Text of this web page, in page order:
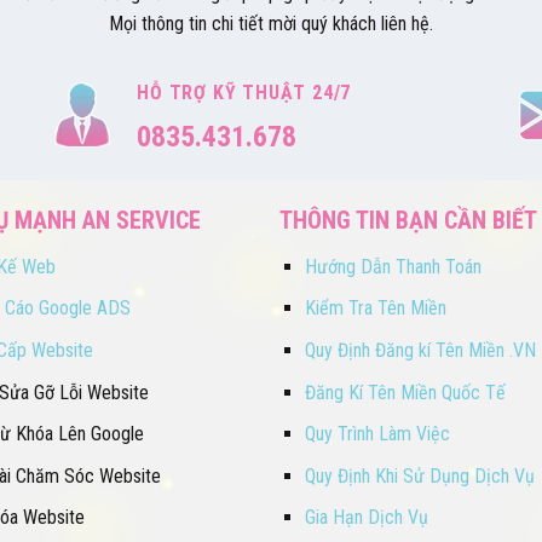
Mọi thông tin chi tiết mời quý khách liên hệ.
HỖ TRỢ KỸ THUẬT 24/7
0835.431.678
MẠNH AN SERVICE
Web
Cáo Google ADS
Website
Gỡ Lỗi Website
Khóa Lên Google
Chăm Sóc Website
Website
THÔNG TIN BẠN CẦN BIẾT
Hướng Dẫn Thanh Toán
Kiểm Tra Tên Miền
Quy Định Đăng kí Tên Miền .VN
Đăng Kí Tên Miền Quốc Tế
Quy Trình Làm Việc
Quy Định Khi Sử Dụng Dịch Vụ
Gia Hạn Dịch Vụ